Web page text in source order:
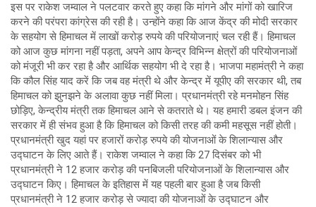
इस पर राकेश जम्वाल ने पलटवार करते हुए कहा कि मांगने और मांगों को खारिज
करने की परंपरा कांग्रेस की रही है। उन्होंने कहा कि आज केंद्र की मोदी सरकार
के सहयोग से हिमाचल में लाखों करोड़ रुपये की परियोजनाएं चल रही हैं। हिमाचल
को आज कुछ मांगना नहीं पड़ता, अपने आप केन्द्र विभिन्न क्षेत्रों की परियोजनाओं
को मंजूरी भी कर रहा है और आर्थिक सहयोग भी दे रहा है। भाजपा महामंत्री ने कहा
कि कौल सिंह याद करें कि जब वह मंत्री थे और केन्द्र में यूपीए की सरकार थी, तब
हिमाचल को झुनझने के अलावा कुछ नहीं मिला। प्रधानमंत्री रहे मनमोहन सिंह
छोड़िए, केन्द्रीय मंत्री तक हिमाचल आने से कतराते थे। यह हमारी डबल इंजन की
सरकार में ही संभव हुआ है कि हिमाचल को किसी तरह की कमी महसूस नहीं होती।
प्रधानमंत्री खुद यहां पर हजारों करोड़ रुपये की योजनाओं के शिलान्यास और
उद्घाटन के लिए आते हैं। राकेश जम्वाल ने कहा कि 27 दिसंबर को भी
प्रधानमंत्री ने 12 हजार करोड़ की पनबिजली परियोजनाओं के शिलान्यास और
उद्घाटन किए। हिमाचल के इतिहास में यह पहली बार हुआ है जब किसी
प्रधानमंत्री ने 12 हजार करोड़ से ज्यादा की योजनाओं के उद्घाटन और